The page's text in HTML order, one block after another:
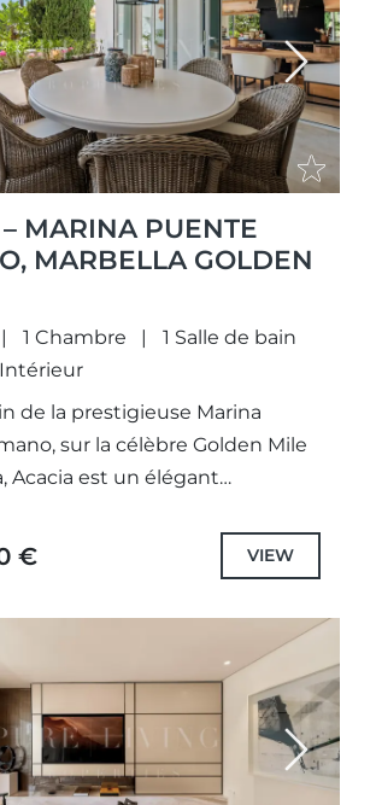
Next
MARINA PUENTE
MARBELLA GOLDEN
1 Chambre
1 Salle de bain
de la prestigieuse Marina
sur la célèbre Golden Mile
Acacia est un élégant
€ VIEW
Next